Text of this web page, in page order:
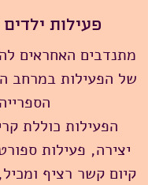
פעילות ילדים
מתנדבים האחראים
של הפעילות במרחב
הפעילות כוללת
יצירה, פעילות
קיום קשר רציף